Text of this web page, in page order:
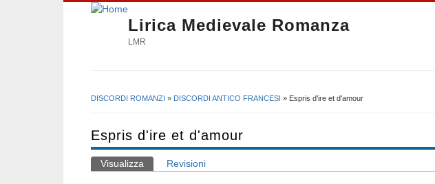
Lirica Medievale Romanza
LMR
DISCORDI ROMANZI » DISCORDI ANTICO FRANCESI » Espris d'ire et d'amour
Espris d'ire et d'amour
Schede primarie
Visualizza (scheda attiva)
Revisioni